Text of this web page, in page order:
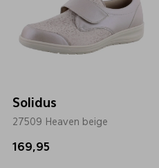
Solidus
27509 Heaven beige
169,95